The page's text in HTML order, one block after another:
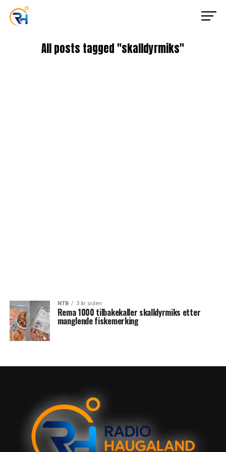
All posts tagged "skalldyrmiks"
NTB 3 år siden
Rema 1000 tilbakekaller skalldyrmiks etter
manglende fiskemerking